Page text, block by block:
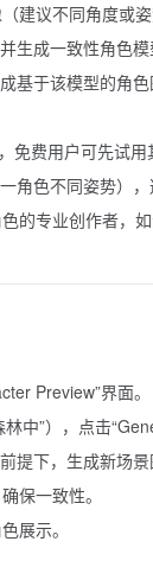
建议不同角度或姿
生成一致性角色模
基于该模型的角色
费用户可先试用
角色不同姿势），
的专业创作者，如
Preview”界面。
中”），点击
提下，生成新场景
保一致性。
展示。